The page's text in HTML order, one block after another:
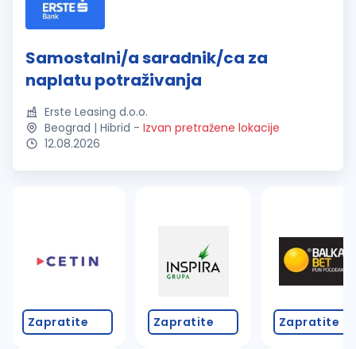
Samostalni/a saradnik/ca za
naplatu potraživanja
Erste Leasing d.o.o.
Beograd | Hibrid - Izvan pretražene lokacije
12.08.2026
Zapratite Zapratite Zapratite